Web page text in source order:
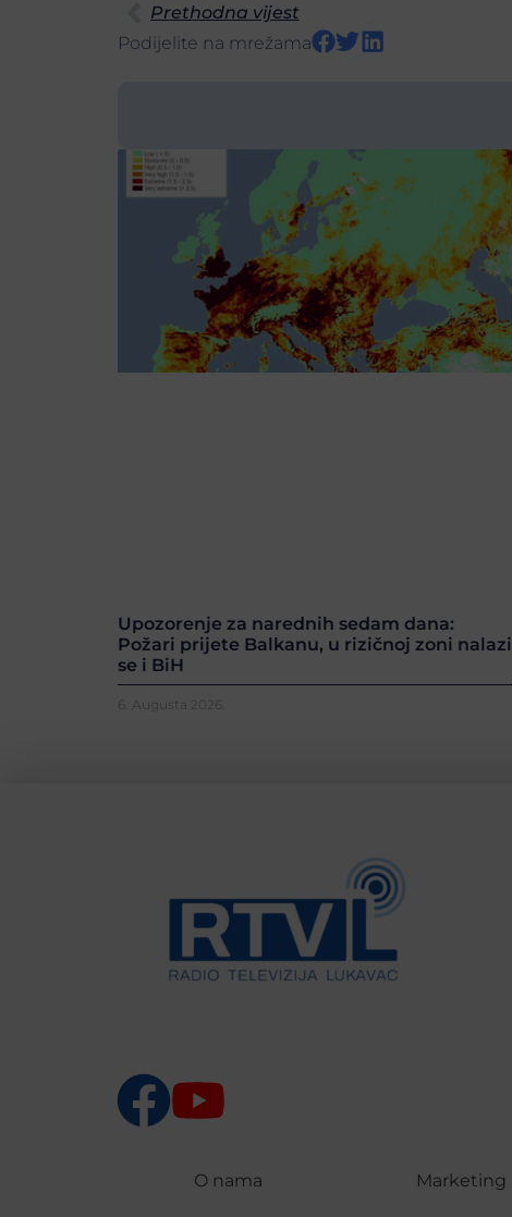
Prethodna vijest
Podijelite na mrežama
Upozorenje za narednih sedam dana:
Požari prijete Balkanu, u rizičnoj zoni nalazi
se i BiH
6. Augusta 2026.
O nama Marketing